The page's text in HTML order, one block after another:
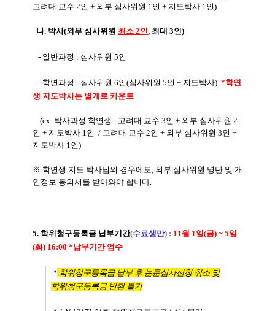
고려대 교수 2인 + 외부 심사위원 1인 + 지도박사 1인)
나. 박사(외부 심사위원 최소 2인, 최대 3인)
- 일반과정 : 심사위원 5인
- 학연과정 : 심사위원 6인(심사위원 5인 + 지도박사) *학연
생 지도박사는 별개로 카운트
(ex. 박사과정 학연생 - 고려대 교수 3인 + 외부 심사위원 2
인 + 지도박사 1인 / 고려대 교수 2인 + 외부 심사위원 3인 +
지도박사 1인)
※ 학연생 지도 박사님의 경우에도, 외부 심사위원 명단 및 개
인정보 동의서를 받아와야 합니다.
5. 학위청구등록금 납부기간(수료생만) : 11월 1일(금) ~ 5일
(화) 16:00 *납부기간 엄수
* 학위청구등록금 납부 후 논문심사신청 취소 및
학위청구등록금 반환 불가